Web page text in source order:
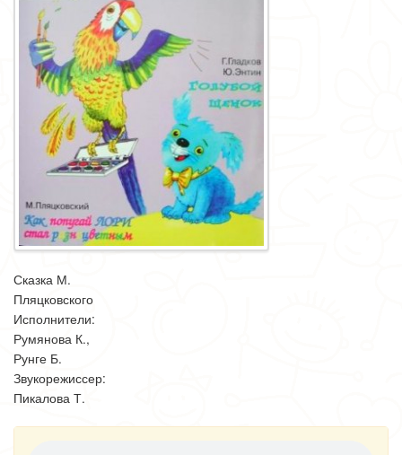
Сказка М.
Пляцковского
Исполнители:
Румянова К.,
Рунге Б.
Звукорежиссер:
Пикалова Т.